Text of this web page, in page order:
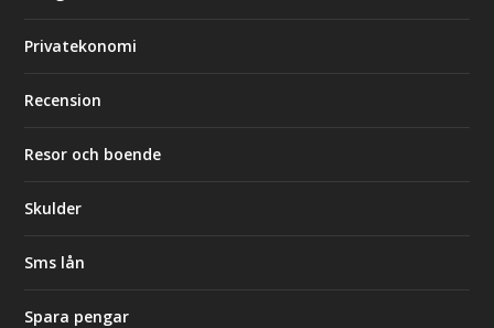
Privatekonomi
Recension
Resor och boende
Skulder
Sms lån
Spara pengar